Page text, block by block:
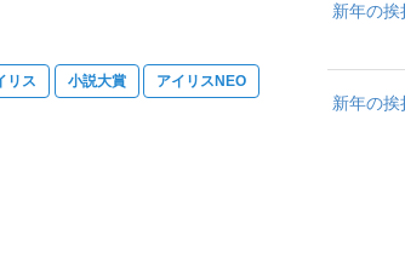
リス 小説大賞 アイリスNEO
新年の挨
新年の挨